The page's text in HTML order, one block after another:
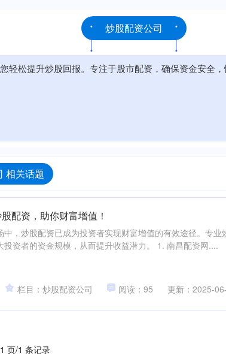
炒股配资公司
轻松提升炒股回报。专注于股市配资，确保资金安全
相关话题
配资，助你财富增值！
，炒股配资已成为投资者实现财富增值的有效途径。专业
资者的资金规模，从而提升收益潜力。 1. 南昌配资网....
栏目：炒股配资公司 阅读：95 更新：2025-
页/1 条记录